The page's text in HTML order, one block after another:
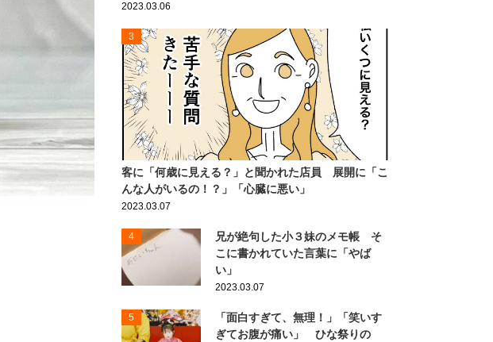
2023.03.06
3
客に「何歳に見える？」と聞かれた店員 展開に「こ
んな人がいるの！？」「心臓に悪い」
2023.03.07
4
兄が絶句した小３妹のメモ帳 そ
こに書かれていた言葉に「やば
い」
2023.03.07
5
「面白すぎて、無理！」「笑いす
ぎてお腹が痛い」 ひな祭りの